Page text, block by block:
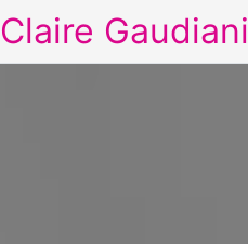
Claire Gaudiani